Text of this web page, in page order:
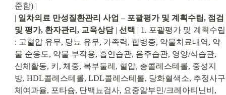
준함) |
| 일차의료 만성질환관리 사업 – 포괄평가 및 계획수립, 점검
및 평가, 환자관리, 교육상담 | 선택 | 1. 포괄평가 및 계획수립
: 고혈압 유무, 당뇨 유무, 가족력, 합병증, 약물치료내역, 약
물 순응도, 약물 부작용, 흡연습관, 음주습관, 영양/식습관,
신체활동, 키, 체중, 복부둘레, 혈압, 총콜레스테롤, 중성지
방, HDL콜레스테롤, LDL콜레스테롤, 당화혈색소, 추정사구
체여과율, 포타슘, 단백뇨검사, 요중알부민/크레아티닌비,